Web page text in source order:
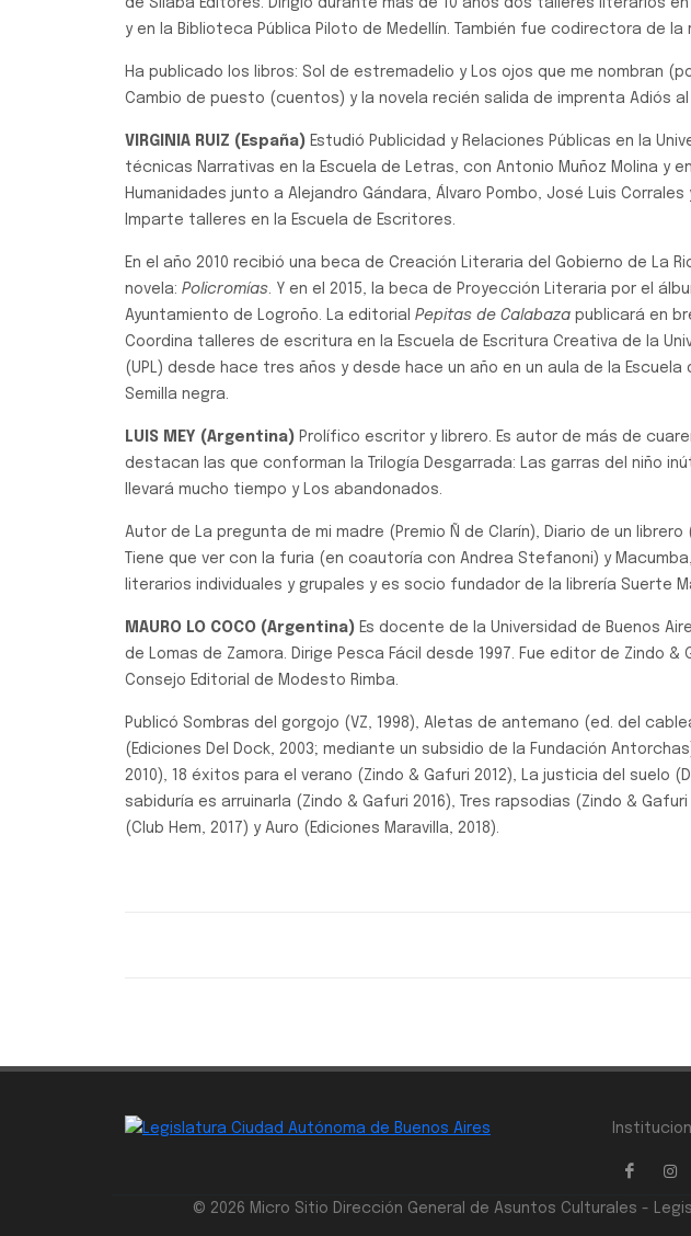
de Sílaba Editores. Dirigió durante más de 10 años dos talleres literarios en
y en la Biblioteca Pública Piloto de Medellín. También fue codirectora de
Ha publicado los libros: Sol de estremadelio y Los ojos que me nombran
Cambio de puesto (cuentos) y la novela recién salida de imprenta Adiós
VIRGINIA RUIZ (España) Estudió Publicidad y Relaciones Públicas en la
técnicas Narrativas en la Escuela de Letras, con Antonio Muñoz Molina y
Humanidades junto a Alejandro Gándara, Álvaro Pombo, José Luis
Imparte talleres en la Escuela de Escritores.
En el año 2010 recibió una beca de Creación Literaria del Gobierno de La
novela: Policromías. Y en el 2015, la beca de Proyección Literaria por el
Ayuntamiento de Logroño. La editorial Pepitas de Calabaza publicará en
Coordina talleres de escritura en la Escuela de Escritura Creativa de la
(UPL) desde hace tres años y desde hace un año en un aula de la Escuela
Semilla negra.
LUIS MEY (Argentina) Prolífico escritor y librero. Es autor de más de
destacan las que conforman la Trilogía Desgarrada: Las garras del niño
llevará mucho tiempo y Los abandonados.
Autor de La pregunta de mi madre (Premio Ñ de Clarín), Diario de un
Tiene que ver con la furia (en coautoría con Andrea Stefanoni) y
literarios individuales y grupales y es socio fundador de la librería Suerte
MAURO LO COCO (Argentina) Es docente de la Universidad de Buenos
de Lomas de Zamora. Dirige Pesca Fácil desde 1997. Fue editor de Zindo
Consejo Editorial de Modesto Rimba.
Publicó Sombras del gorgojo (VZ, 1998), Aletas de antemano (ed. del
(Ediciones Del Dock, 2003; mediante un subsidio de la Fundación
2010), 18 éxitos para el verano (Zindo & Gafuri 2012), La justicia del suelo
sabiduría es arruinarla (Zindo & Gafuri 2016), Tres rapsodias (Zindo &
(Club Hem, 2017) y Auro (Ediciones Maravilla, 2018).
© 2026 Micro Sitio Dirección General de Asuntos Culturales -